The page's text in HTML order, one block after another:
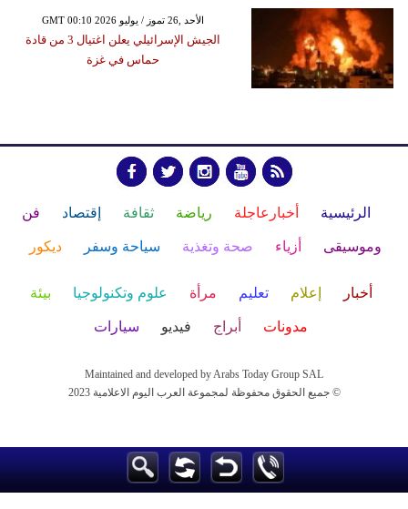
GMT 00:10 2026 الأحد ,26 تموز / يوليو
الجيش الإسرائيلي يعلن اغتيال 3 من قادة
حماس في غزة
الرئيسية أخبارعاجلة رياضة ثقافة إقتصاد فن
وموسيقى أزياء صحة وتغذية سياحة وسفر ديكور
أخبار إعلام تعليم مرأة علوم وتكنولوجيا بيئة
مدونات أبراج فيديو سيارات
Maintained and developed by Arabs Today Group SAL
جميع الحقوق محفوظة لمجموعة العرب اليوم الاعلامية 2023 ©